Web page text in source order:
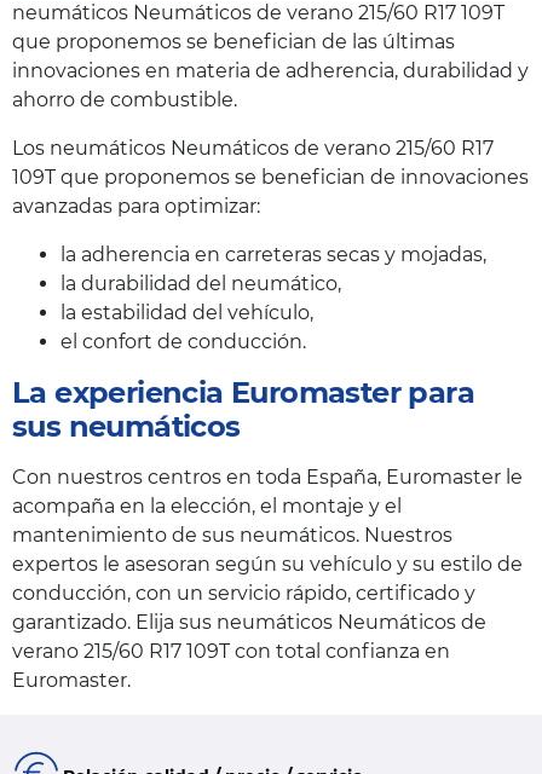
neumáticos Neumáticos de verano 215/60 R17 109T
que proponemos se benefician de las últimas
innovaciones en materia de adherencia, durabilidad y
ahorro de combustible.
Los neumáticos Neumáticos de verano 215/60 R17
109T que proponemos se benefician de innovaciones
avanzadas para optimizar:
la adherencia en carreteras secas y mojadas,
la durabilidad del neumático,
la estabilidad del vehículo,
el confort de conducción.
La experiencia Euromaster para
sus neumáticos
Con nuestros centros en toda España, Euromaster le
acompaña en la elección, el montaje y el
mantenimiento de sus neumáticos. Nuestros
expertos le asesoran según su vehículo y su estilo de
conducción, con un servicio rápido, certificado y
garantizado. Elija sus neumáticos Neumáticos de
verano 215/60 R17 109T con total confianza en
Euromaster.